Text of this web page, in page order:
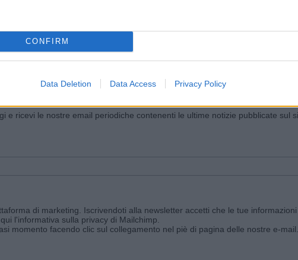
CONFIRM
Data Deletion Data Access Privacy Policy
e ricevi le nostre email periodiche contenenti le ultime notizie pubblicate sul
di marketing. Iscrivendoti alla newsletter accetti che le tue
l'informativa sulla privacy di Mailchimp
momento facendo clic sul collegamento nel piè di pagina delle nostre e-mail.